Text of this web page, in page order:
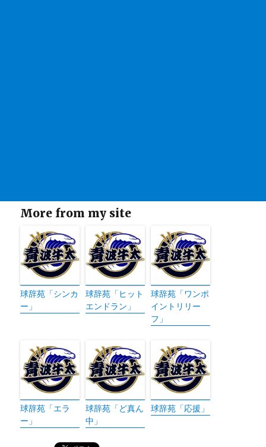
More from my site
球辞苑「シンカ
ー」
球辞苑「ヒット
エンドラン」
球辞苑「ワンポ
イントリリー
フ」
球辞苑「エラ
ー」
球辞苑「ど真ん
中」
球辞苑「応援」